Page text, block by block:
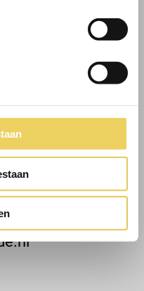
BEZOEKADRES
1
SK Fijnaart